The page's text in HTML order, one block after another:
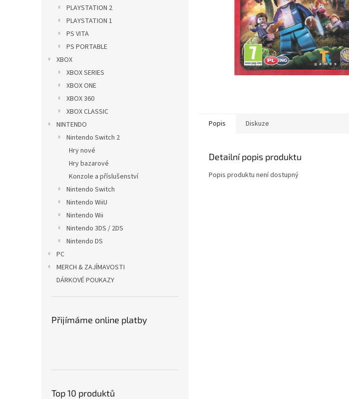
PLAYSTATION 2
PLAYSTATION 1
PS VITA
PS PORTABLE
XBOX
XBOX SERIES
XBOX ONE
XBOX 360
XBOX CLASSIC
NINTENDO
Nintendo Switch 2
Hry nové
Hry bazarové
Konzole a příslušenství
Nintendo Switch
Nintendo WiiU
Nintendo Wii
Nintendo 3DS / 2DS
Nintendo DS
PC
MERCH & ZAJÍMAVOSTI
DÁRKOVÉ POUKAZY
Přijímáme online platby
Top 10 produktů
Popis Diskuze
Detailní popis produktu
Popis produktu není dostupný